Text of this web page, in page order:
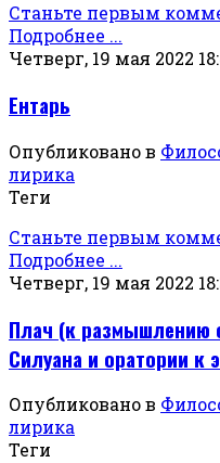
Станьте первым
Подробнее ...
Четверг, 19 мая 2022
Ентарь
Опубликовано в
лирика
Теги
Станьте первым
Подробнее ...
Четверг, 19 мая 2022
Плач (к размышлению
Силуана и оратории к
Опубликовано в
лирика
Теги